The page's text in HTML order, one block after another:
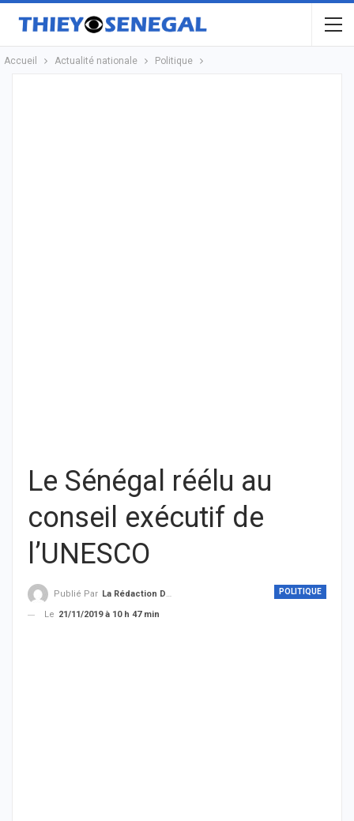
Accueil Actualité nationale Politique
Le Sénégal réélu au
conseil exécutif de
l’UNESCO
POLITIQUE
Publié Par La Rédaction De THIEYSENEGAL.com
Le 21/11/2019 à 10 h 47 min